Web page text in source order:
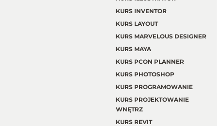
KURS INVENTOR
KURS LAYOUT
KURS MARVELOUS DESIGNER
KURS MAYA
KURS PCON PLANNER
KURS PHOTOSHOP
KURS PROGRAMOWANIE
KURS PROJEKTOWANIE
WNĘTRZ
KURS REVIT